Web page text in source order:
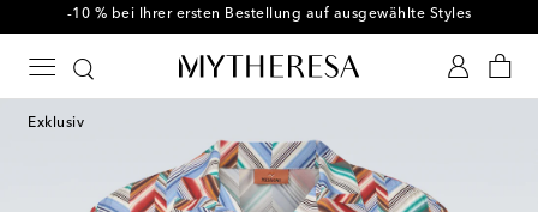
-10 % bei Ihrer ersten Bestellung auf ausgewählte Styles
Exklusiv